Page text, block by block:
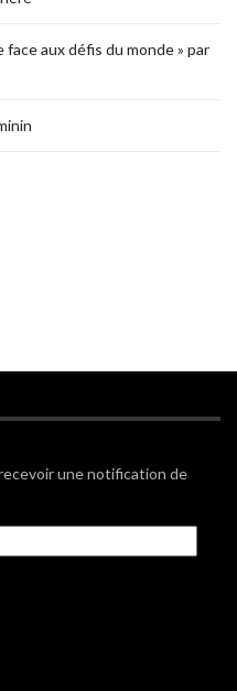
aux défis du monde » par
une notification de